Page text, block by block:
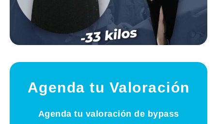
Agenda tu Valoración
Agenda tu valoración de bypass